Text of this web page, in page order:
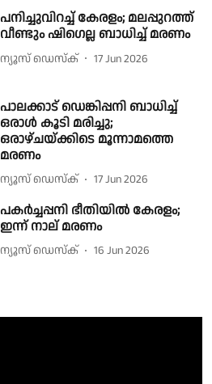
പനിച്ചുവിറച്ച് കേരളം; മലപ്പുറത്ത്
വീണ്ടും ഷിഗെല്ല ബാധിച്ച് മരണം
ന്യൂസ് ഡെസ്ക് 17 Jun 2026
പാലക്കാട് ഡെങ്കിപ്പനി ബാധിച്ച്
ഒരാൾ കൂടി മരിച്ചു;
ഒരാഴ്ചയ്ക്കിടെ മൂന്നാമത്തെ
മരണം
ന്യൂസ് ഡെസ്ക് 17 Jun 2026
പകർച്ചപ്പനി ഭീതിയിൽ കേരളം;
ഇന്ന് നാല് മരണം
ന്യൂസ് ഡെസ്ക് 16 Jun 2026